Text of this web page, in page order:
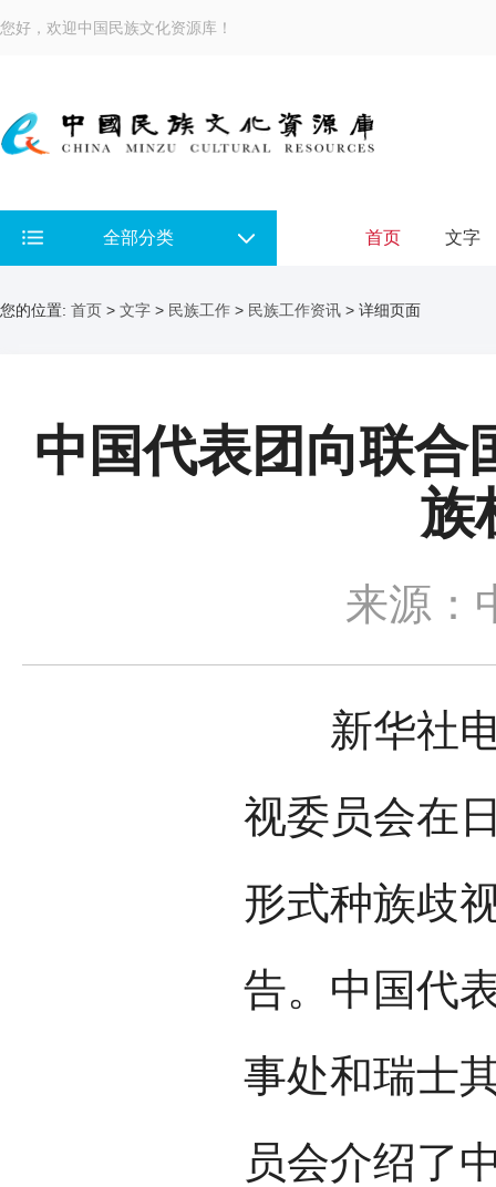
您好，欢迎中国民族文化资源库！
全部分类 首页 文字
您的位置: 首页 > 文字 > 民族工作 > 民族工作资讯 > 详细页面
中国代表团向联合
族
来源：
新华社电
视委员会在
形式种族歧
告。中国代
事处和瑞士
员会介绍了